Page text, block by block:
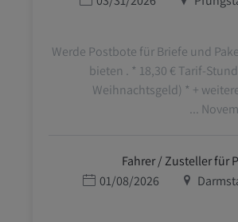
Werde Postbote für Briefe und
bieten . * 18,30 € Tarif-
Weihnachtsgeld) * +
Fahrer / Zusteller für
תאריך פרסום
01/08/2026